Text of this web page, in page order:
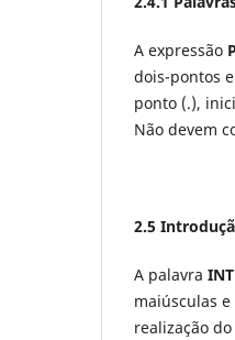
A expressão
dois-pontos
ponto (.),
Não devem
2.5
A palavra
maiúsculas
realização